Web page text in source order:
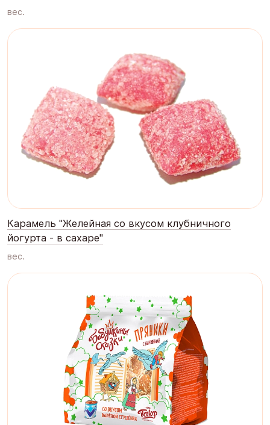
вес.
Карамель "Желейная со вкусом клубничного
йогурта - в сахаре"
вес.